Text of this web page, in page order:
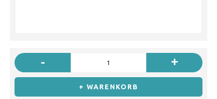
- +
+ WARENKORB